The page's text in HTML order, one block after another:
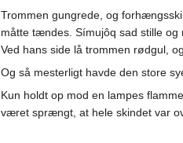
Trommen gungrede, og
måtte tændes. Símujôq sad stille
Ved hans side lå trommen rødgul,
Og så mesterligt havde den store
Kun holdt op mod en lampes
været sprængt, at hele skindet var